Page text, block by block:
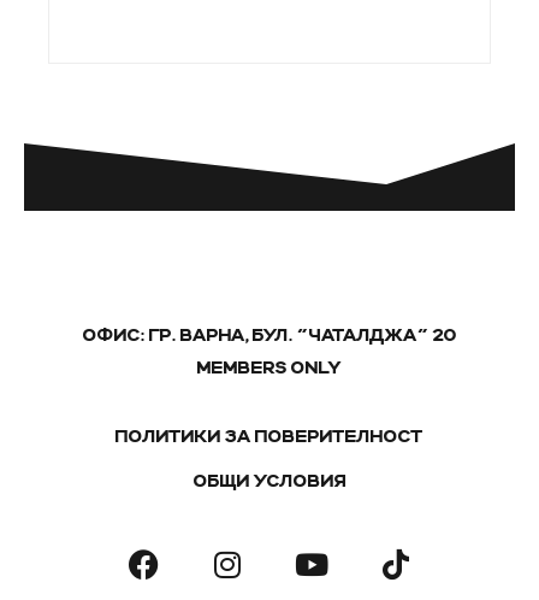
ОФИС: ГР. ВАРНА, БУЛ. "ЧАТАЛДЖА" 20
MEMBERS ONLY
ПОЛИТИКИ ЗА ПОВЕРИТЕЛНОСТ
ОБЩИ УСЛОВИЯ